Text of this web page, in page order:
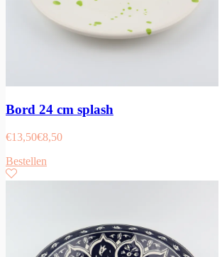
Bord 24 cm splash
€13,50€8,50
Bestellen